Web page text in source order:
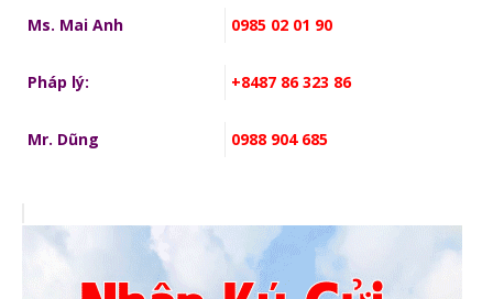
Ms. Mai Anh 0985 02 01 90
Pháp lý: +8487 86 323 86
Mr. Dũng 0988 904 685